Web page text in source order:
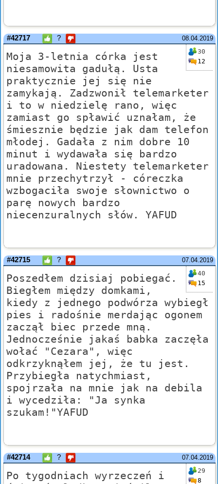
08.04.2019
#42717 ?
30
12
Moja 3-letnia córka jest
niesamowita gadułą. Usta
praktycznie jej się nie
zamykają. Zadzwonił telemarketer
i to w niedzielę rano, więc
zamiast go spławić uznałam, że
śmiesznie będzie jak dam telefon
młodej. Gadała z nim dobre 10
minut i wydawała się bardzo
uradowana. Niestety telemarketer
mnie przechytrzył - córeczka
wzbogaciła swoje słownictwo o
parę nowych bardzo
niecenzuralnych słów. YAFUD
07.04.2019
#42715 ?
40
15
Poszedłem dzisiaj pobiegać.
Biegłem między domkami,
kiedy z jednego podwórza wybiegł
pies i radośnie merdając ogonem
zaczął biec przede mną.
Jednocześnie jakaś babka zaczęła
wołać "Cezara", więc
odkrzyknąłem jej, że tu jest.
Przybiegła natychmiast,
spojrzała na mnie jak na debila
i wycedziła: "Ja synka
szukam!"YAFUD
07.04.2019
#42714 ?
29
8
Po tygodniach wyrzeczeń i